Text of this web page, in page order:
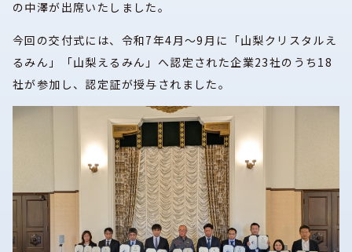
の中澤が出席いたしました。
今回の交付式には、令和7年4月～9月に「山梨クリスタルえ
るみん」「山梨えるみん」へ認定された企業23社のうち18
社が参加し、認定証が授与されました。